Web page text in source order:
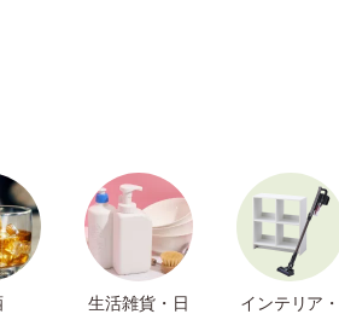
生活雑貨・日
インテリア・